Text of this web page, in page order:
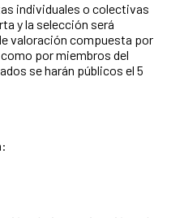
individuales o colectivas
y la selección será
valoración compuesta por
por miembros del
se harán públicos el 5